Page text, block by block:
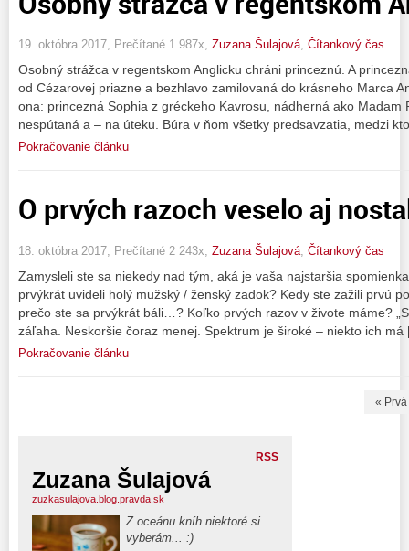
19. októbra 2017, Prečítané 1 987x, Zuzana Šulajová, Čítankový čas
Osobný strážca v regentskom Anglicku chráni princeznú. A
od Cézarovej priazne a bezhlavo zamilovaná do krásneho Marca
ona: princezná Sophia z gréckeho Kavrosu, nádherná ako Madam
nespútaná a – na úteku. Búra v ňom všetky predsavzatia, medzi
Pokračovanie článku
O prvých razoch veselo aj
18. októbra 2017, Prečítané 2 243x, Zuzana Šulajová Čítankový čas
Zamysleli ste sa niekedy nad tým, aká je vaša najstaršia
prvýkrát uvideli holý mužský / ženský zadok? Kedy ste zažili prvú
prečo ste sa prvýkrát báli…? Koľko prvých razov v živote máme?
záľaha. Neskoršie čoraz menej. Spektrum je široké – niekto ich
Pokračovanie článku
« Prvá
RSS
Zuzana Šulajová
zuzkasulajova.blog.pravda.sk
Z oceánu kníh niektoré si
vyberám... :)